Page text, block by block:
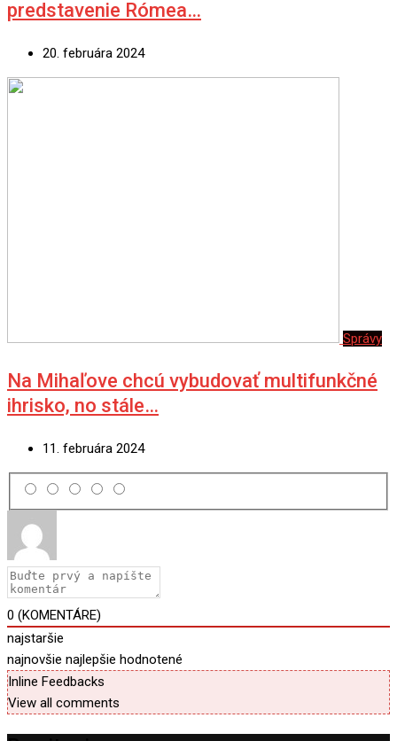
predstavenie Rómea…
20. februára 2024
Správy
Na Mihaľove chcú vybudovať multifunkčné
ihrisko, no stále…
11. februára 2024
0 (KOMENTÁRE)
najstaršie
najnovšie najlepšie hodnotené
Inline Feedbacks
View all comments